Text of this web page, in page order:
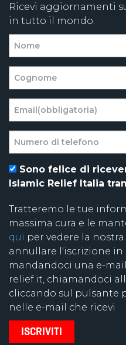
Ricevi aggiornamenti
in tutto il mondo.
Sono felice di
Islamic Relief Italia
Tratteremo le tue
massima cura e le
qui per vedere la
annullare l'iscrizione
mandandoci una e-
relief.it, chiamandoci
cliccando sul pulsante
nelle e-mail che ricevi